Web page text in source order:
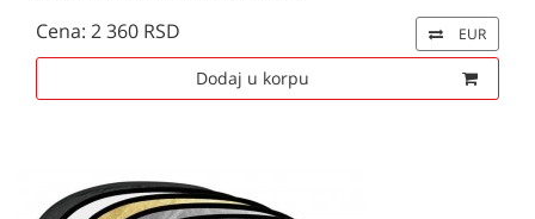
Cena: 2 360 RSD EUR
Dodaj u korpu